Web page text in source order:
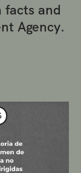
facts and
Agency.